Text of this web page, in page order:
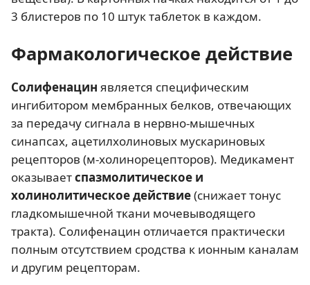
3 блистеров по 10 штук таблеток в каждом.
Фармакологическое действие
Солифенацин является специфическим
ингибитором мембранных белков, отвечающих
за передачу сигнала в нервно-мышечных
синапсах, ацетилхолиновых мускариновых
рецепторов (м-холинорецепторов). Медикамент
оказываетспазмолитическое и
холинолитическое действие(снижает тонус
гладкомышечной ткани мочевыводящего
тракта). Солифенацин отличается практически
полным отсутствием сродства к ионным каналам
и другим рецепторам.